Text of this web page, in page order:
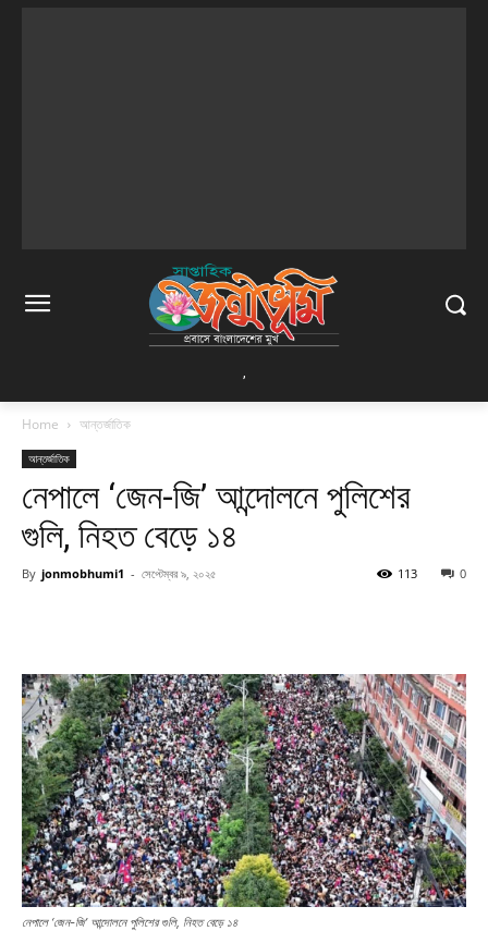
Home আন্তর্জাতিক
আন্তর্জাতিক
নেপালে ‘জেন-জি’ আন্দোলনে পুলিশের
গুলি, নিহত বেড়ে ১৪
By jonmobhumi1 - সেপ্টেম্বর ৯, ২০২৫ 0
113
নেপালে ‘জেন-জি’ আন্দোলনে পুলিশের গুলি, নিহত বেড়ে ১৪